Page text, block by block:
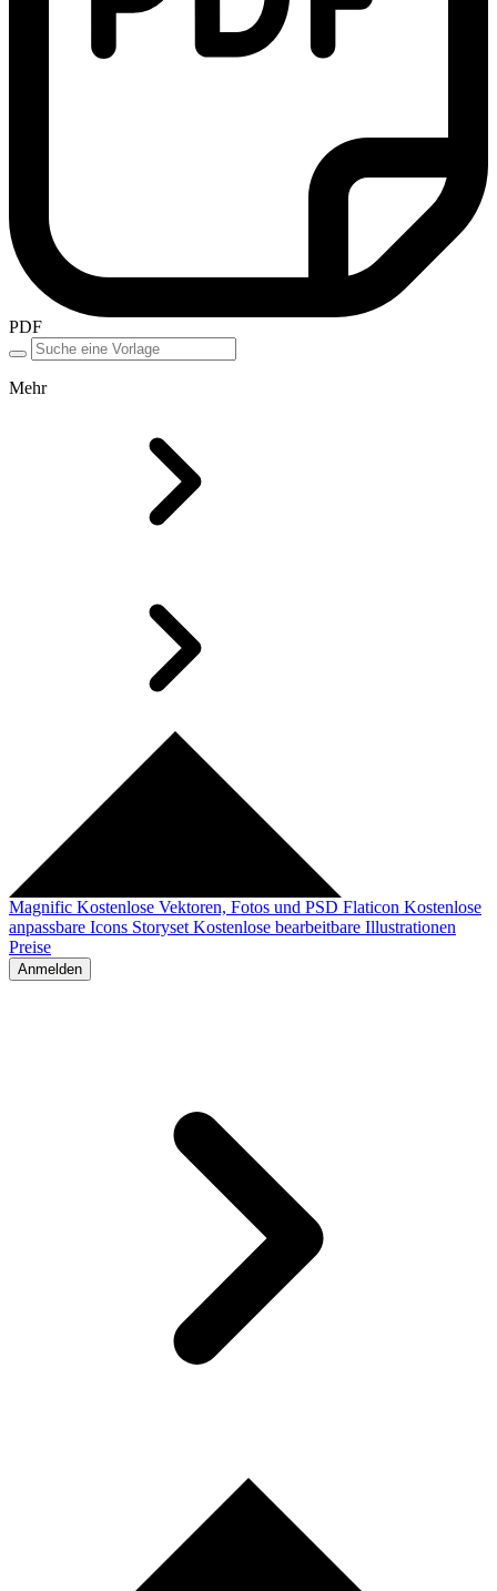
PDF
Mehr
Magnific Kostenlose Vektoren, Fotos und PSD Flaticon Kostenlose
anpassbare Icons Storyset Kostenlose bearbeitbare Illustrationen
Preise
Anmelden